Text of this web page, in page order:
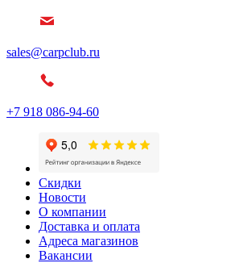
sales@carpclub.ru
+7 918 086-94-60
Скидки
Новости
О компании
Доставка и оплата
Адреса магазинов
Вакансии